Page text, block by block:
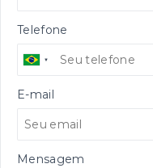
Telefone
E-mail
Mensagem